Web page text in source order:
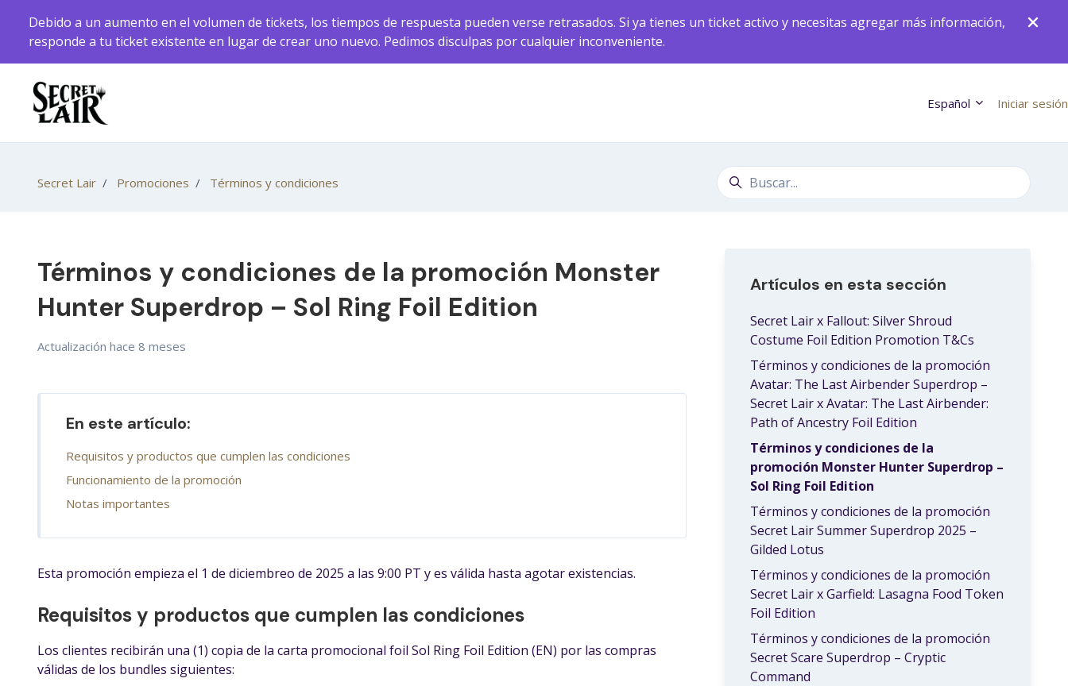
Debido a un aumento en el volumen de tickets, los tiempos de respuesta pueden verse retrasados. Si ya tienes un ticket activo y necesitas agregar más información,
responde a tu ticket existente en lugar de crear uno nuevo. Pedimos disculpas por cualquier inconveniente.
Español Iniciar sesión
Secret Lair Promociones Términos y condiciones Búsqueda
Términos y condiciones de la promoción Monster
Hunter Superdrop – Sol Ring Foil Edition
Actualización hace 8 meses
En este artículo:
Requisitos y productos que cumplen las condiciones
Funcionamiento de la promoción
Notas importantes
Esta promoción empieza el 1 de diciembreo de 2025 a las 9:00 PT y es válida hasta agotar existencias.
Requisitos y productos que cumplen las condiciones
Los clientes recibirán una (1) copia de la carta promocional foil Sol Ring Foil Edition (EN) por las compras
válidas de los bundles siguientes:
Artículos en esta sección
Secret Lair x Fallout: Silver Shroud
Costume Foil Edition Promotion T&Cs
Términos y condiciones de la promoción
Avatar: The Last Airbender Superdrop –
Secret Lair x Avatar: The Last Airbender:
Path of Ancestry Foil Edition
Términos y condiciones de la
promoción Monster Hunter Superdrop –
Sol Ring Foil Edition
Términos y condiciones de la promoción
Secret Lair Summer Superdrop 2025 –
Gilded Lotus
Términos y condiciones de la promoción
Secret Lair x Garfield: Lasagna Food Token
Foil Edition
Términos y condiciones de la promoción
Secret Scare Superdrop – Cryptic
Command